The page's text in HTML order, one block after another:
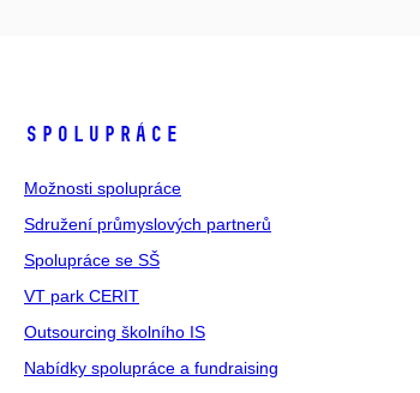
SPOLUPRÁCE
Možnosti spolupráce
Sdružení průmyslových partnerů
Spolupráce se SŠ
VT park CERIT
Outsourcing školního IS
Nabídky spolupráce a fundraising